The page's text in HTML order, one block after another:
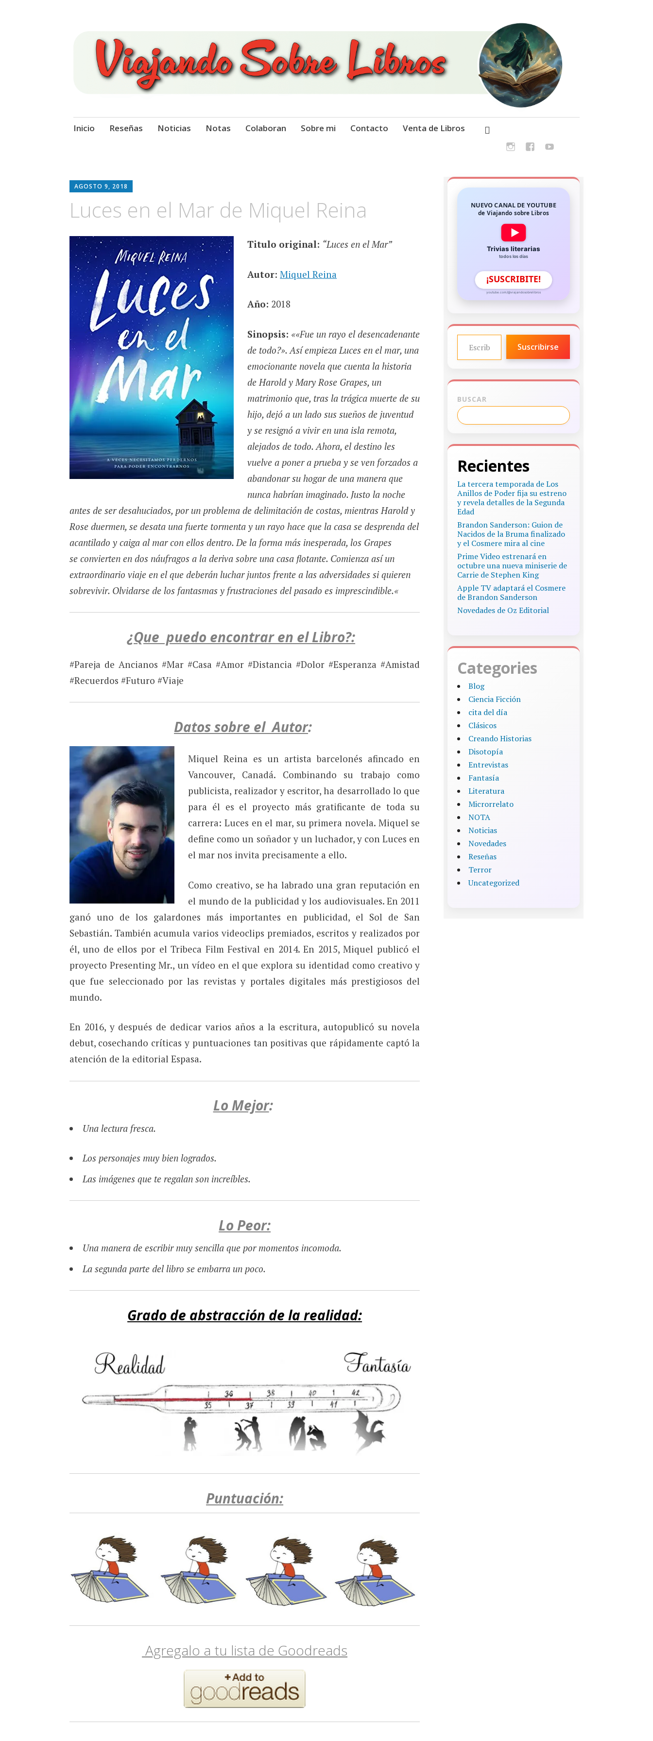
Viajando Sobre Libros
Ir
Inicio Reseñas Noticias Notas Colaboran Sobre mi Contacto Venta de Libros
AGOSTO 9, 2018
Luces en el Mar de Miquel Reina
Titulo original: “Luces en el Mar”
Autor:Miquel Reina
Año: 2018
Sinopsis: ««Fue un rayo el desencadenante
de todo?». Así empieza Luces en el mar, una
emocionante novela que cuenta la historia
de Harold y Mary Rose Grapes, un
matrimonio que, tras la trágica muerte de su
hijo, dejó a un lado sus sueños de juventud
y se resignó a vivir en una isla remota,
alejados de todo. Ahora, el destino les
vuelve a poner a prueba y se ven forzados a
abandonar su hogar de una manera que
nunca habrían imaginado. Justo la noche
antes de ser desahuciados, por un problema de delimitación de costas, mientras Harold y
Rose duermen, se desata una fuerte tormenta y un rayo hace que la casa se desprenda del
acantilado y caiga al mar con ellos dentro. De la forma más inesperada, los Grapes
se convierten en dos náufragos a la deriva sobre una casa flotante. Comienza así un
extraordinario viaje en el que deberán luchar juntos frente a las adversidades si quieren
sobrevivir. Olvidarse de los fantasmas y frustraciones del pasado es imprescindible.«
¿Que puedo encontrar en el Libro?:
#Pareja de Ancianos #Mar #Casa #Amor #Distancia #Dolor #Esperanza #Amistad
#Recuerdos #Futuro #Viaje
Datos sobre el Autor:
Miquel Reina es un artista barcelonés afincado en
Vancouver, Canadá. Combinando su trabajo como
publicista, realizador y escritor, ha desarrollado lo que
para él es el proyecto más gratificante de toda su
carrera: Luces en el mar, su primera novela. Miquel se
define como un soñador y un luchador, y con Luces en
el mar nos invita precisamente a ello.
Como creativo, se ha labrado una gran reputación en
el mundo de la publicidad y los audiovisuales. En 2011
ganó uno de los galardones más importantes en publicidad, el Sol de San
Sebastián. También acumula varios videoclips premiados, escritos y realizados por
él, uno de ellos por el Tribeca Film Festival en 2014. En 2015, Miquel publicó el
proyecto Presenting Mr., un vídeo en el que explora su identidad como creativo y
que fue seleccionado por las revistas y portales digitales más prestigiosos del
mundo.
En 2016, y después de dedicar varios años a la escritura, autopublicó su novela
debut, cosechando críticas y puntuaciones tan positivas que rápidamente captó la
atención de la editorial Espasa.
Lo Mejor:
Una lectura fresca.
Los personajes muy bien logrados.
Las imágenes que te regalan son increíbles.
Lo Peor:
Una manera de escribir muy sencilla que por momentos incomoda.
La segunda parte del libro se embarra un poco.
Grado de abstracción de la realidad:
Puntuación:
Agregalo a tu lista de Goodreads
NUEVO CANAL DE YOUTUBE
de Viajando sobre Libros
Trivias literarias
todos los días
¡SUSCRIBITE!
youtube.com/@viajandosobrelibros
ESCRIBE TU CORREO ELECTRÓNICO…
Suscribirse
BUSCAR
Recientes
La tercera temporada de Los
Anillos de Poder fija su estreno
y revela detalles de la Segunda
Edad
Brandon Sanderson: Guion de
Nacidos de la Bruma finalizado
y el Cosmere mira al cine
Prime Video estrenará en
octubre una nueva miniserie de
Carrie de Stephen King
Apple TV adaptará el Cosmere
de Brandon Sanderson
Novedades de Oz Editorial
Categories
Blog
Ciencia Ficción
cita del día
Clásicos
Creando Historias
Disotopía
Entrevistas
Fantasía
Literatura
Microrrelato
NOTA
Noticias
Novedades
Reseñas
Terror
Uncategorized